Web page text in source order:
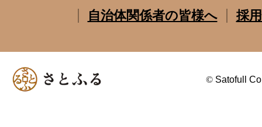
自治体関係者の皆様へ
採
© Satofull